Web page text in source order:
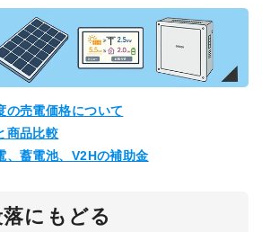
の売電価格について
商品比較
、蓄電池、V2Hの補助金
にもどる